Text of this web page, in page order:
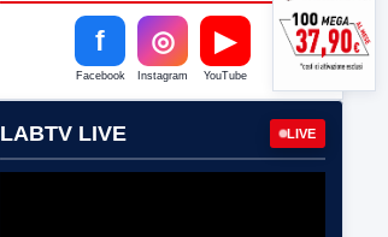
f
Facebook
◎
Instagram
▶
YouTube
LABTV LIVE LIVE